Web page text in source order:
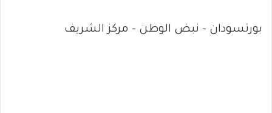
بورتسودان – نبض الوطن – مركز الشريف